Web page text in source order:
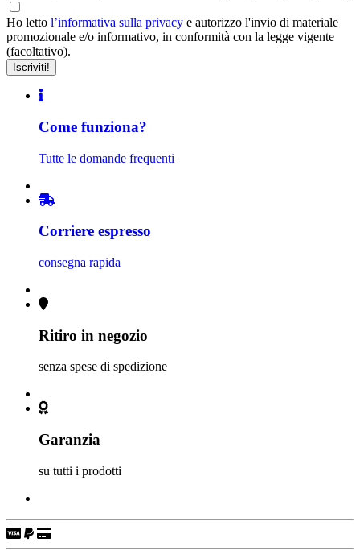
Ho letto l’informativa sulla privacy e autorizzo l'invio di materiale
promozionale e/o informativo, in conformità con la legge vigente
(facoltativo).
Come funziona?
Tutte le domande frequenti
Corriere espresso
consegna rapida
Ritiro in negozio
senza spese di spedizione
Garanzia
su tutti i prodotti